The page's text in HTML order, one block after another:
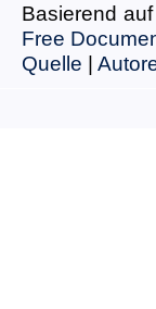
Basierend
Free
Quelle |